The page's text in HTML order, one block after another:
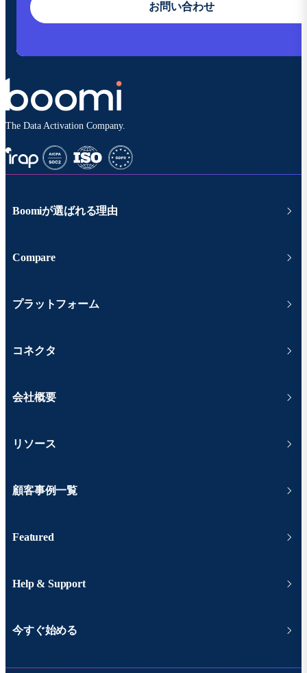
お問い合わせ
The Data Activation Company.
Boomiが選ばれる理由
Compare
プラットフォーム
コネクタ
会社概要
リソース
顧客事例一覧
Featured
Help & Support
今すぐ始める